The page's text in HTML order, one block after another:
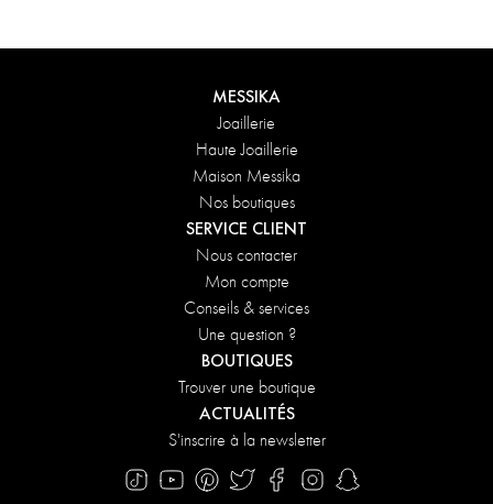
DÉCOUVRIR
MESSIKA
Joaillerie
Haute Joaillerie
Maison Messika
Nos boutiques
SERVICE CLIENT
Nous contacter
Mon compte
Conseils & services
Une question ?
BOUTIQUES
Trouver une boutique
ACTUALITÉS
S'inscrire à la newsletter